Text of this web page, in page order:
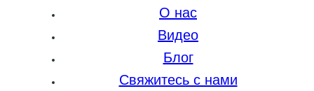
О нас
Видео
Блог
Свяжитесь с нами